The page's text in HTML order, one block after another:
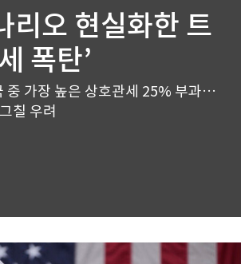
리오 현실화한 트
폭탄’
중 가장 높은 상호관세 25% 부과…
칠 우려